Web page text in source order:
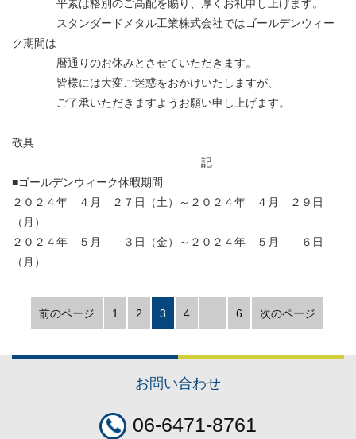
平素は格別のご高配を賜り、厚くお礼申し上げます。
スタンダードメタル工業株式会社ではゴールデンウィー
ク期間は
暦通りのお休みとさせていただきます。
皆様には大変ご迷惑をおかけいたしますが、
ご了承いただきますようお願い申し上げます。
敬具
記
■ゴールデンウィーク休暇期間
２０２４年 ４月 ２７日（土）～２０２４年 ４月 ２９日
（月）
２０２４年 ５月 ３日（金）～２０２４年 ５月 ６日
（月）
前のページ 1 2 3 4 6 次のページ
お問い合わせ
06-6471-8761